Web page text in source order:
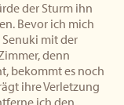
der Sturm ihn
Bevor ich mich
mit der
denn
bekommt es noch
ihre Verletzung
ich den